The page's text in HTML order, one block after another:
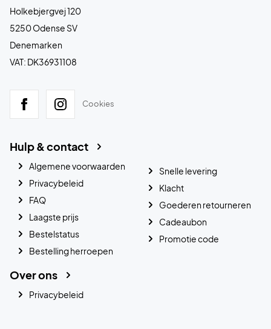
Holkebjergvej 120
5250 Odense SV
Denemarken
VAT: DK36931108
Cookies
Hulp & contact
Algemene voorwaarden
Privacybeleid
FAQ
Laagste prijs
Bestelstatus
Bestelling herroepen
Snelle levering
Klacht
Goederen retourneren
Cadeaubon
Promotie code
Over ons
Privacybeleid